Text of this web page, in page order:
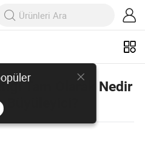
Tam Olarak Nedir
Büyüleyici?